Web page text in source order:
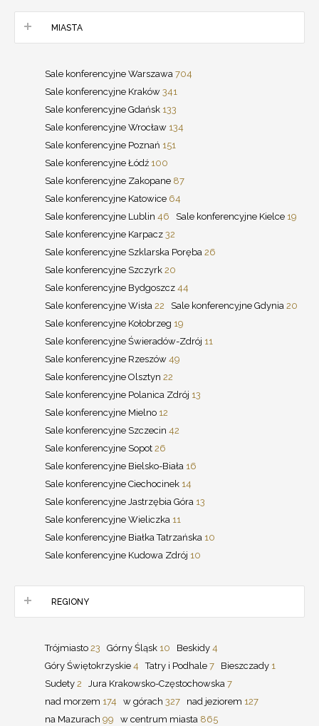
MIASTA
Sale konferencyjne Warszawa 704
Sale konferencyjne Kraków 341
Sale konferencyjne Gdańsk 133
Sale konferencyjne Wrocław 134
Sale konferencyjne Poznań 151
Sale konferencyjne Łódź 100
Sale konferencyjne Zakopane 87
Sale konferencyjne Katowice 64
Sale konferencyjne Lublin 46 Sale konferencyjne Kielce 19
Sale konferencyjne Karpacz 32
Sale konferencyjne Szklarska Poręba 26
Sale konferencyjne Szczyrk 20
Sale konferencyjne Bydgoszcz 44
Sale konferencyjne Wisła 22 Sale konferencyjne Gdynia 20
Sale konferencyjne Kołobrzeg 19
Sale konferencyjne Świeradów-Zdrój 11
Sale konferencyjne Rzeszów 49
Sale konferencyjne Olsztyn 22
Sale konferencyjne Polanica Zdrój 13
Sale konferencyjne Mielno 12
Sale konferencyjne Szczecin 42
Sale konferencyjne Sopot 26
Sale konferencyjne Bielsko-Biała 16
Sale konferencyjne Ciechocinek 14
Sale konferencyjne Jastrzębia Góra 13
Sale konferencyjne Wieliczka 11
Sale konferencyjne Białka Tatrzańska 10
Sale konferencyjne Kudowa Zdrój 10
REGIONY
Trójmiasto 23 Górny Śląsk 10 Beskidy 4
Góry Świętokrzyskie 4 Tatry i Podhale 7 Bieszczady 1
Sudety 2 Jura Krakowsko-Częstochowska 7
nad morzem 174 w górach 327 nad jeziorem 127
na Mazurach 99 w centrum miasta 865